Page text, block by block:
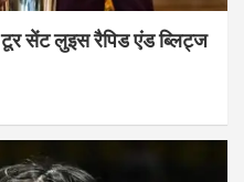
टूर सेंट लुइस रैपिड एंड ब्लिट्ज